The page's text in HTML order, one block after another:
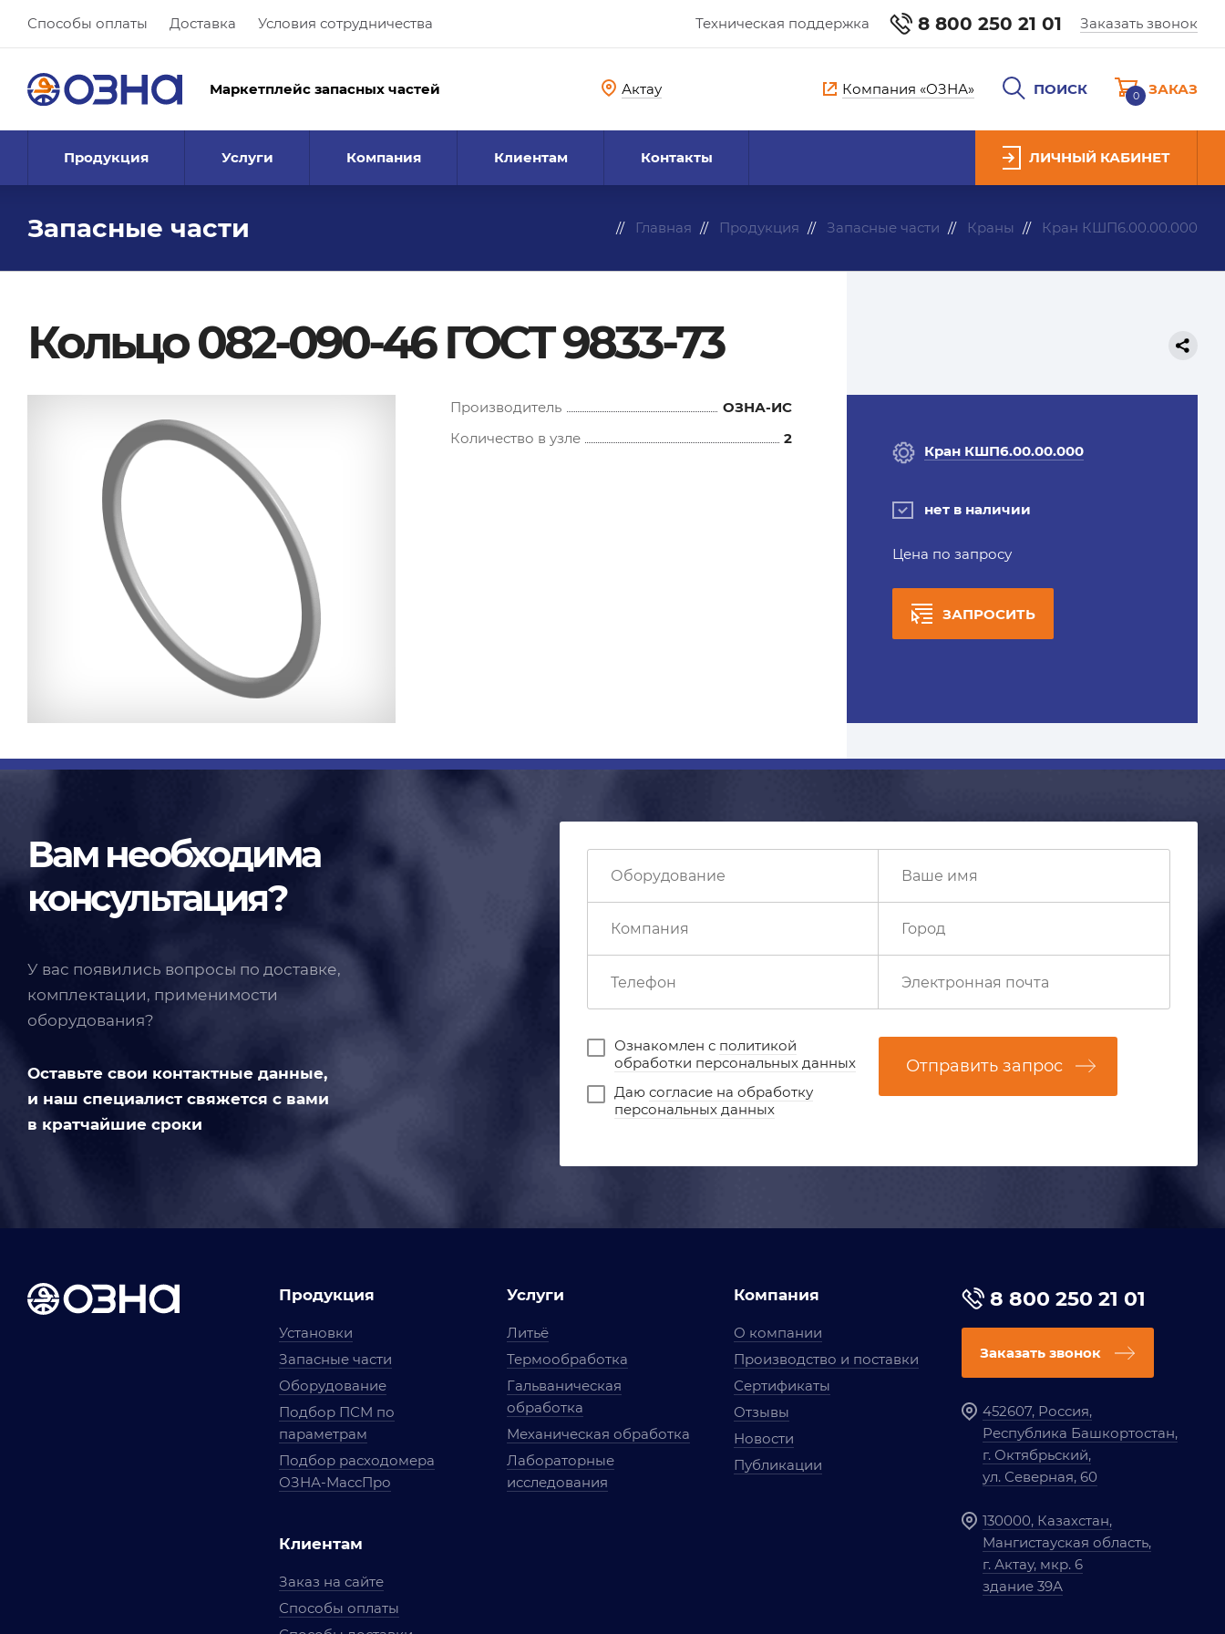
Способы оплаты Доставка Условия сотрудничества Техническая поддержка 8 800 250 21 01 Заказать звонок
Маркетплейс запасных частей Актау Компания «ОЗНА» ПОИСК 0 ЗАКАЗ
Продукция Услуги Компания Клиентам Контакты ЛИЧНЫЙ КАБИНЕТ
Запасные части Главная Продукция Запасные части Краны Кран КШП6.00.00.000
Кольцо 082-090-46 ГОСТ 9833-73
Производитель
ОЗНА-ИС
Количество в узле
2
Кран КШП6.00.00.000
нет в наличии
Цена по запросу
ЗАПРОСИТЬ
Вам необходима
консультация?
У вас появились вопросы по доставке,
комплектации, применимости
оборудования?
Оставьте свои контактные данные,
и наш специалист свяжется с вами
в кратчайшие сроки
Ознакомлен с политикой
обработки персональных данных
Даю согласие на обработку
персональных данных
Отправить запрос
Продукция
Установки
Запасные части
Оборудование
Подбор ПСМ по
параметрам
Подбор расходомера
ОЗНА-МассПро
Клиентам
Заказ на сайте
Способы оплаты
Услуги
Литьё
Термообработка
Гальваническая
обработка
Механическая обработка
Лабораторные
исследования
Компания
О компании
Производство и поставки
Сертификаты
Отзывы
Новости
Публикации
8 800 250 21 01
Заказать звонок
452607, Россия,
Республика Башкортостан,
г. Октябрьский,
ул. Северная, 60
130000, Казахстан,
Мангистауская область,
г. Актау, мкр. 6
здание 39А